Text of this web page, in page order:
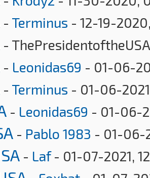
- Terminus - 12-19-
-
- Leonidas69 - 01-06-
- Terminus - 01-06-
- Leonidas69 - 01-06-
- Pablo 1983 - 01-06-
- Laf- 01-07-2021,